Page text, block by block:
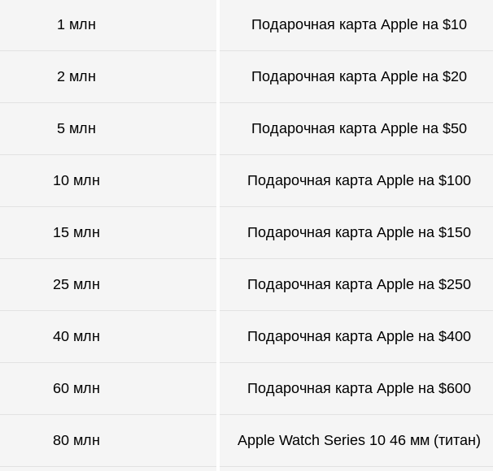
1 млн Подарочная карта Apple на $10
2 млн Подарочная карта Apple на $20
5 млн Подарочная карта Apple на $50
10 млн Подарочная карта Apple на $100
15 млн Подарочная карта Apple на $150
25 млн Подарочная карта Apple на $250
40 млн Подарочная карта Apple на $400
60 млн Подарочная карта Apple на $600
80 млн Apple Watch Series 10 46 мм (титан)